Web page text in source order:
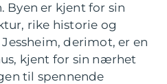
Byen er kjent for sin
rike historie og
derimot, er en
kjent for sin nærhet
til spennende